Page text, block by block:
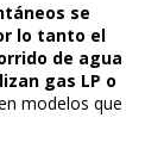
se
lo tanto el
de agua
gas LP o
modelos que